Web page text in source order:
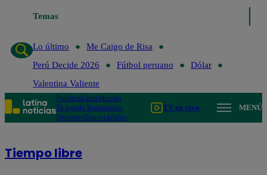
Temas
Lo último
Me Caigo de Risa
Perú Decide 2026
Fútbol peruano
Dólar
Valentina Valiente
PolíticaLimaMundo
Te ayudoTendencias
DeportesEspectáculos
TV en vivo MENÚ
Tiempo libre